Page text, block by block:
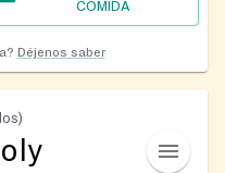
COMIDA
Déjenos saber